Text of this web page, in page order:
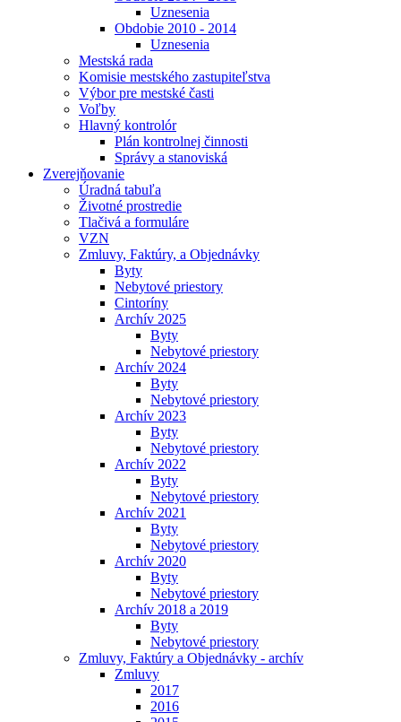
Uznesenia
Obdobie 2010 - 2014
Uznesenia
Mestská rada
Komisie mestského zastupiteľstva
Výbor pre mestské časti
Voľby
Hlavný kontrolór
Plán kontrolnej činnosti
Správy a stanoviská
Zverejňovanie
Úradná tabuľa
Životné prostredie
Tlačivá a formuláre
VZN
Zmluvy, Faktúry, a Objednávky
Byty
Nebytové priestory
Cintoríny
Archív 2025
Byty
Nebytové priestory
Archív 2024
Byty
Nebytové priestory
Archív 2023
Byty
Nebytové priestory
Archív 2022
Byty
Nebytové priestory
Archív 2021
Byty
Nebytové priestory
Archív 2020
Byty
Nebytové priestory
Archív 2018 a 2019
Byty
Nebytové priestory
Zmluvy, Faktúry a Objednávky - archív
Zmluvy
2017
2016